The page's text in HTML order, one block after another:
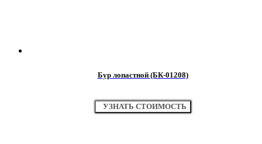
Бур лопастной (БК-01208)
УЗНАТЬ СТОИМОСТЬ